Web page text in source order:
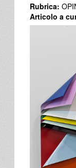
Rubrica:
Articolo a